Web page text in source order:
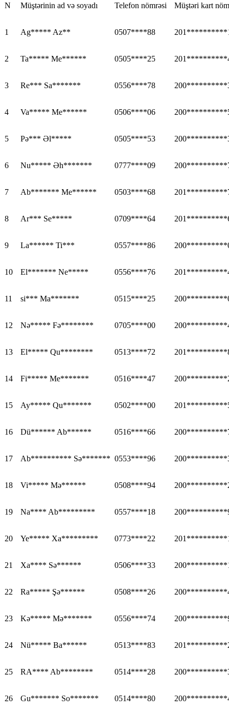
N Müştərinin ad və soyadı Telefon nömrəsi Müştəri kart
1 Ag***** Az** 0507****88
2 Ta***** Me****** 0505****25
3 Re*** Sa******* 0556****78
4 Va***** Me****** 0506****06
5 Pə*** Əl***** 0505****53
6 Nu***** Əh******* 0777****09
7 Ab******* Me****** 0503****68
8 Ar*** Se***** 0709****64
9 La****** Ti*** 0557****86
10 El******* Ne***** 0556****76
11 si*** Ma******* 0515****25
12 Nə***** Fə******** 0705****00
13 El***** Qu******** 0513****72
14 Fi***** Me******* 0516****47
15 Ay***** Qu******* 0502****00
16 Dü****** Ab****** 0516****66
17 Ab********** Sə******* 0553****96
18 Vi***** Mə****** 0508****94
19 Na**** Ab********* 0557****18
20 Ye***** Xa********* 0773****22
21 Xa**** Sə****** 0506****33
22 Ra***** Şə****** 0508****26
23 Kə***** Mə******* 0556****74
24 Nü***** Ba****** 0513****83
25 RA**** Ab******** 0514****28
26 Gu******* So******* 0514****80